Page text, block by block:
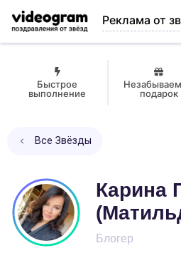
Реклама от
Быстрое
выполнение
подарок
Все Звёзды
Карина
Блогер